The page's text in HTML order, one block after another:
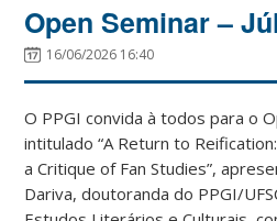
Open Seminar –
16/06/2026 16:40
O PPGI convida à todos para o
intitulado “A Return to
a Critique of Fan Studies”,
Dariva, doutoranda do PPGI/